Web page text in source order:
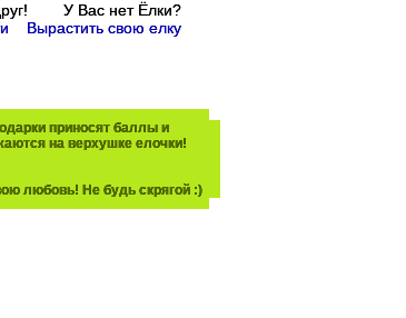
приносят баллы и
на верхушке елочки!
любовь! Не будь скрягой :)
друг! У Вас нет Ёлки?
Вырастить свою елку